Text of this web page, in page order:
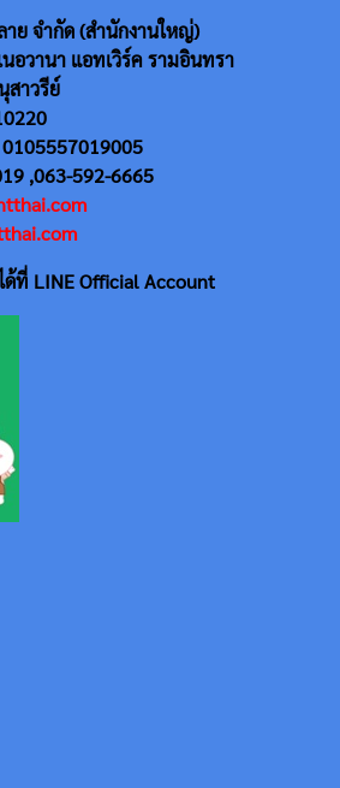
จำกัด (สำนักงานใหญ่)
อวานา แอทเวิร์ค รามอินทรา
สาวรีย์
,063-592-6665
ที่ LINE Official Account